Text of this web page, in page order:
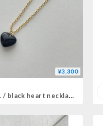
¥3,300
Fil. / black heart necklace(14kgf 即納)